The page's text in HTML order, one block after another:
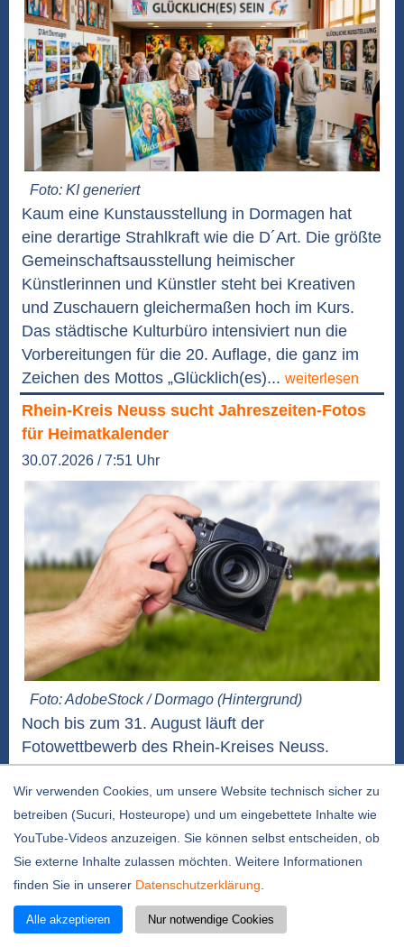
Wir verwenden Cookies, um unsere Website technisch sicher zu
betreiben (Sucuri, Hosteurope) und um eingebettete Inhalte wie
YouTube-Videos anzuzeigen. Sie können selbst entscheiden, ob
Sie externe Inhalte zulassen möchten. Weitere Informationen
finden Sie in unserer Datenschutzerklärung
Alle akzeptieren Nur notwendige Cookies
Foto: KI generiert
Kaum eine Kunstausstellung in Dormagen hat
eine derartige Strahlkraft wie die D´Art. Die größte
Gemeinschaftsausstellung heimischer
Künstlerinnen und Künstler steht bei Kreativen
und Zuschauern gleichermaßen hoch im Kurs.
Das städtische Kulturbüro intensiviert nun die
Vorbereitungen für die 20. Auflage, die ganz im
Zeichen des Mottos „Glücklich(es)... weiterlesen
Rhein-Kreis Neuss sucht Jahreszeiten-Fotos
für Heimatkalender
30.07.2026 / 7:51 Uhr
Foto: AdobeStock / Dormago (Hintergrund)
Noch bis zum 31. August läuft der
Fotowettbewerb des Rhein-Kreises Neuss.
Interessierte sind aufgerufen, ihre schönsten
Fotos für den Kalender „Heimatbilder 2027“
einzusenden. Die 12 Siegeraufnahmen werden
sowohl in Kalenderform als auch in den sozialen
Medien des Kreises veröffentlicht. Auf die
Gewinner warten jeweils 100 Euro und eine
Jahreskarte...
weiterlesen